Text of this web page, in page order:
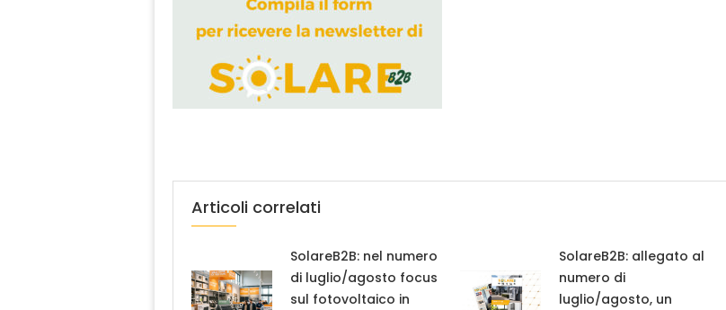
Articoli correlati
SolareB2B: nel numero
di luglio/agosto focus
sul fotovoltaico in
SolareB2B: allegato al
numero di
luglio/agosto, un